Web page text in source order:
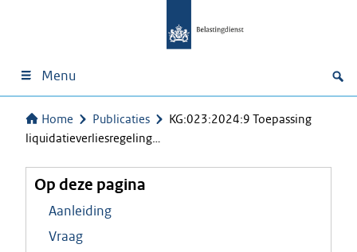
Menu
Home Publicaties
KG:023:2024:9 Toepassing
liquidatieverliesregeling…
Op deze pagina
Aanleiding
Vraag